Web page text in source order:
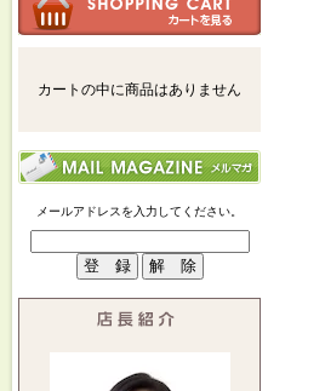
カートの中に商品はありません
メールアドレスを入力してください。